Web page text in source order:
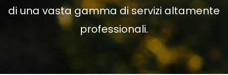
di una vasta gamma di servizi altamente
professionali.